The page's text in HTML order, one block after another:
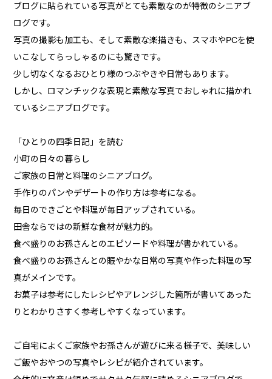
ブログに貼られている写真がとても素敵なのが特徴のシニアブ
ログです。
写真の撮影も加工も、そして素敵な楽描きも、スマホやPCを使
いこなしてらっしゃるのにも驚きです。
少し切なくなるおひとり様のつぶやきや日常もあります。
しかし、ロマンチックな表現と素敵な写真でおしゃれに描かれ
ているシニアブログです。
「ひとりの四季日記」を読む
小町の日々の暮らし
ご家族の日常と料理のシニアブログ。
手作りのパンやデザートの作り方は参考になる。
毎日のできごとや料理が毎日アップされている。
田舎ならではの新鮮な食材が魅力的。
食べ盛りのお孫さんとのエピソードや料理が書かれている。
食べ盛りのお孫さんとの賑やかな日常の写真や作った料理の写
真がメインです。
お菓子は参考にしたレシピやアレンジした箇所が書いてあった
りとわかりさすく参考しやすくなっています。
ご自宅によくご家族やお孫さんが遊びに来る様子で、美味しい
ご飯やおやつの写真やレシピが紹介されています。